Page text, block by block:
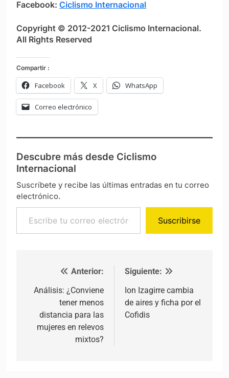
Facebook: Ciclismo Internacional
Copyright © 2012-2021 Ciclismo Internacional.
All Rights Reserved
Compartir :
Facebook X WhatsApp
Correo electrónico
Descubre más desde Ciclismo
Internacional
Suscríbete y recibe las últimas entradas en tu correo
electrónico.
Escribe tu correo electrónico…
Suscribirse
Navegación de entradas
Anterior:
Análisis: ¿Conviene
tener menos
distancia para las
mujeres en relevos
mixtos?
Siguiente:
Ion Izagirre cambia
de aires y ficha por el
Cofidis